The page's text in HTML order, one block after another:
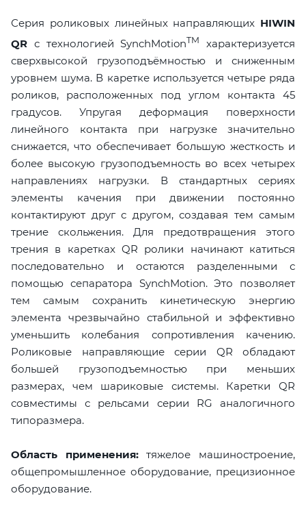
Серия роликовых линейных направляющих HIWIN
QR с технологией SynchMotionTM
характеризуется
сверхвысокой грузоподъёмностью и сниженным
уровнем шума. В каретке используется четыре ряда
роликов, расположенных под углом контакта 45
градусов. Упругая деформация поверхности
линейного контакта при нагрузке значительно
снижается, что обеспечивает большую жесткость и
более высокую грузоподъемность во всех четырех
направлениях нагрузки. В стандартных сериях
элементы качения при движении постоянно
контактируют друг с другом, создавая тем самым
трение скольжения. Для предотвращения этого
трения в каретках QR ролики начинают катиться
последовательно и остаются разделенными с
помощью сепаратора SynchMotion. Это позволяет
тем самым сохранить кинетическую энергию
элемента чрезвычайно стабильной и эффективно
уменьшить колебания сопротивления качению.
Роликовые направляющие серии QR обладают
большей грузоподъемностью при меньших
размерах, чем шариковые системы. Каретки QR
совместимы с рельсами серии RG аналогичного
типоразмера.
Область применения:тяжелое машиностроение,
общепромышленное оборудование, прецизионное
оборудование.